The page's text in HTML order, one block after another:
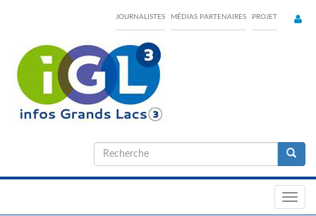
content
JOURNALISTES MÉDIAS PARTENAIRES PROJET
Formulaire
de